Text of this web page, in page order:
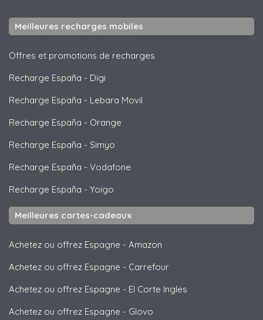
Meilleures recharges mobiles
Offres et promotions de recharges
Recharge España - Digi
Recharge España - Lebara Movil
Recharge España - Orange
Recharge España - Simyo
Recharge España - Vodafone
Recharge España - Yoigo
Meilleures cartes-cadeaux
Achetez ou offrez Espagne - Amazon
Achetez ou offrez Espagne - Carrefour
Achetez ou offrez Espagne - El Corte Ingles
Achetez ou offrez Espagne - Glovo